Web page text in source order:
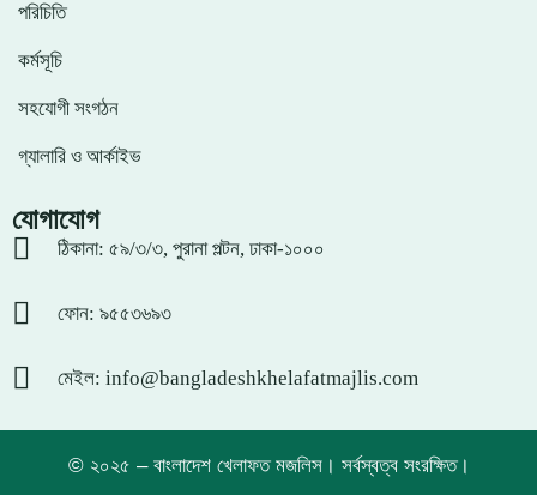
পরিচিতি
কর্মসূচি
সহযোগী সংগঠন
গ্যালারি ও আর্কাইভ
যোগাযোগ
ঠিকানা: ৫৯/৩/৩, পুরানা পল্টন, ঢাকা-১০০০
ফোন: ৯৫৫৩৬৯৩
মেইল: info@bangladeshkhelafatmajlis.com
© ২০২৫ – বাংলাদেশ খেলাফত মজলিস। সর্বস্বত্ব সংরক্ষিত।